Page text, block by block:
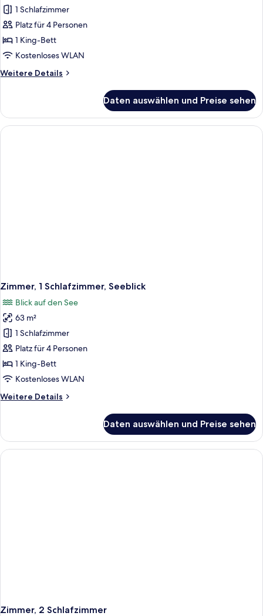
1 Schlafzimmer
Platz für 4 Personen
1 King-Bett
Kostenloses WLAN
Weitere Details
Weitere
1
Schlafzimmer
Daten auswählen und Preise sehen
Zimmer, 1 Schlafzimmer, Seeblick
Blick auf den See
63 m²
1 Schlafzimmer
Platz für 4 Personen
1 King-Bett
Kostenloses WLAN
Weitere Details
Weitere
1
Schlafzimmer,
Seeblick
Daten auswählen und Preise sehen
Zimmer, 2 Schlafzimmer